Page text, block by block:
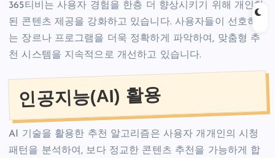
365티비는 사용자 경험을 한층 더 향상시키기 위해 개인화
된 콘텐츠 제공을 강화하고 있습니다. 사용자들이 선호하
는 장르나 프로그램을 더욱 정확하게 파악하여, 맞춤형 추
천 시스템을 지속적으로 개선하고 있습니다.
인공지능(AI) 활용
AI 기술을 활용한 추천 알고리즘은 사용자 개개인의 시청
패턴을 분석하여, 보다 정교한 콘텐츠 추천을 가능하게 합